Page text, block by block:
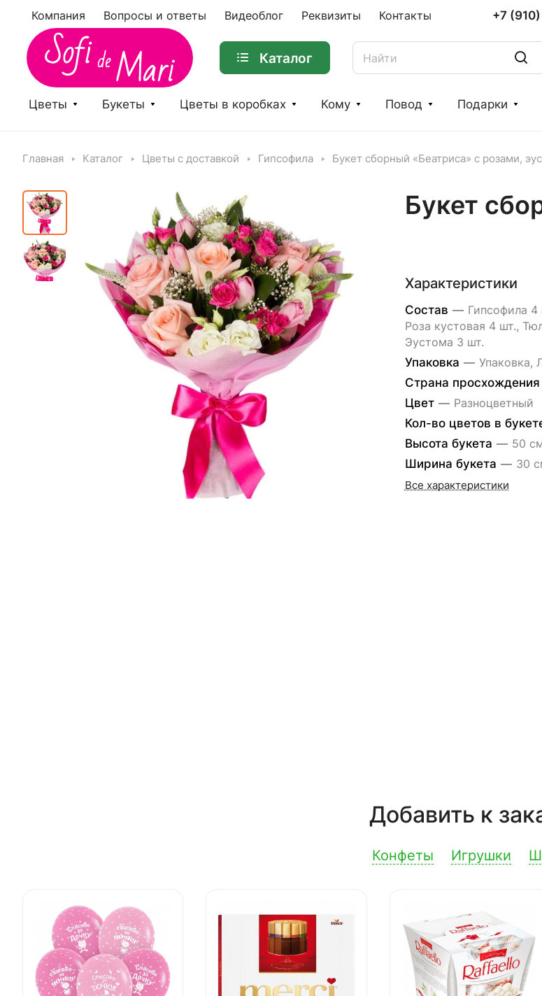
Компания Вопросы и ответы Видеоблог Реквизиты Контакты +7
Каталог
Цветы Букеты Цветы в коробках Кому Повод Подарки
Главная Каталог Цветы с доставкой Гипсофила Букет сборный «Беатриса» с розами,
Букет
Характеристики
Состав — Гипсофила 4
Роза кустовая 4 шт.,
Эустома 3 шт.
Упаковка — Упаковка,
Страна просхождения
Цвет — Разноцветный
Кол-во цветов в
Высота букета — 50
Ширина букета — 30
Все характеристики
Добавить к
Конфеты Игрушки